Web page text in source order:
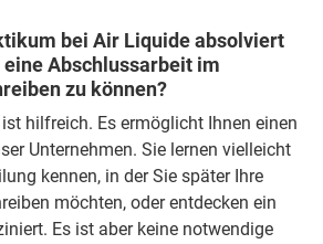
bei Air Liquide absolviert
eine Abschlussarbeit im
zu können?
hilfreich. Es ermöglicht Ihnen einen
Unternehmen. Sie lernen vielleicht
kennen, in der Sie später Ihre
möchten, oder entdecken ein
Es ist aber keine notwendige